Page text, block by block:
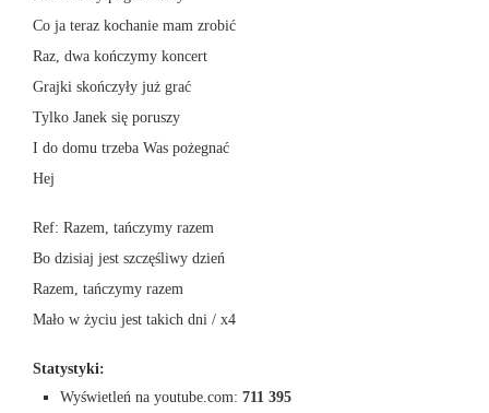
Co ja teraz kochanie mam zrobić
Raz, dwa kończymy koncert
Grajki skończyły już grać
Tylko Janek się poruszy
I do domu trzeba Was pożegnać
Hej
Ref: Razem, tańczymy razem
Bo dzisiaj jest szczęśliwy dzień
Razem, tańczymy razem
Mało w życiu jest takich dni / x4
Statystyki:
Wyświetleń na youtube.com: 711 395